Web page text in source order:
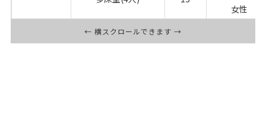
女性
← 横スクロールできます →